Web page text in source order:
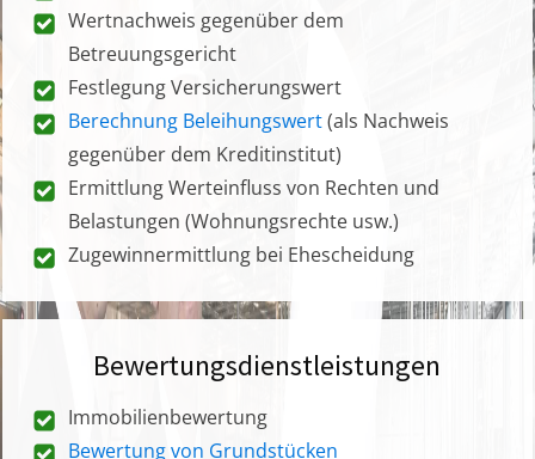
Wertnachweis gegenüber dem
Betreuungsgericht
Festlegung Versicherungswert
Berechnung Beleihungswert(als Nachweis
gegenüber dem Kreditinstitut)
Ermittlung Werteinfluss von Rechten und
Belastungen (Wohnungsrechte usw.)
Zugewinnermittlung bei Ehescheidung
Bewertungsdienstleistungen
Immobilienbewertung
Bewertung von Grundstücken